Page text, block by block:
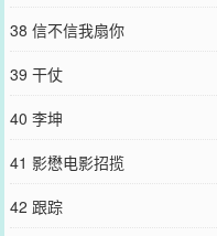
38 信不信我扇你
39 干仗
40 李坤
41 影懋电影招揽
42 跟踪